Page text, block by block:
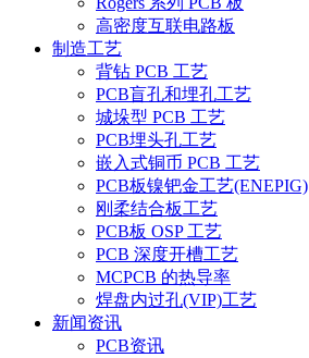
高密度互联电路板
制造工艺
背钻 PCB 工艺
PCB盲孔和埋孔工艺
城垛型 PCB 工艺
PCB埋头孔工艺
嵌入式铜币 PCB 工艺
PCB板镍钯金工艺(ENEPIG)
刚柔结合板工艺
PCB板 OSP 工艺
PCB 深度开槽工艺
MCPCB 的热导率
焊盘内过孔(VIP)工艺
新闻资讯
PCB资讯